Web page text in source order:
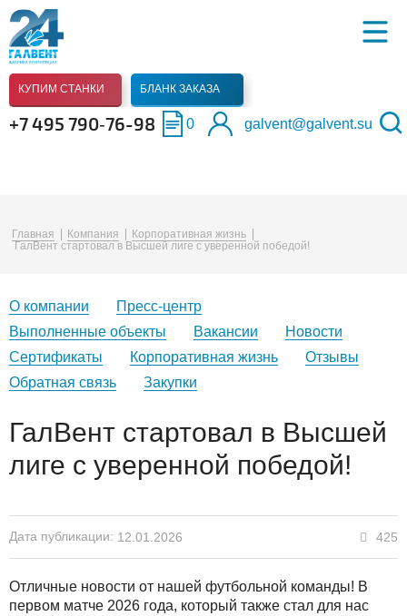
КУПИМ СТАНКИ БЛАНК ЗАКАЗА
+7 495 790‑76-98 0 galvent@galvent.su
Главная Компания
Корпоративная жизнь
ГалВент стартовал в Высшей лиге с уверенной победой!
О компании
Пресс-центр
Выполненные объекты
Вакансии
Новости
Сертификаты
Корпоративная жизнь
Отзывы
Обратная связь
Закупки
ГалВент стартовал в Высшей
лиге с уверенной победой!
Дата публикации: 12.01.2026 425
Отличные новости от нашей футбольной команды! В
первом матче 2026 года, который также стал для нас